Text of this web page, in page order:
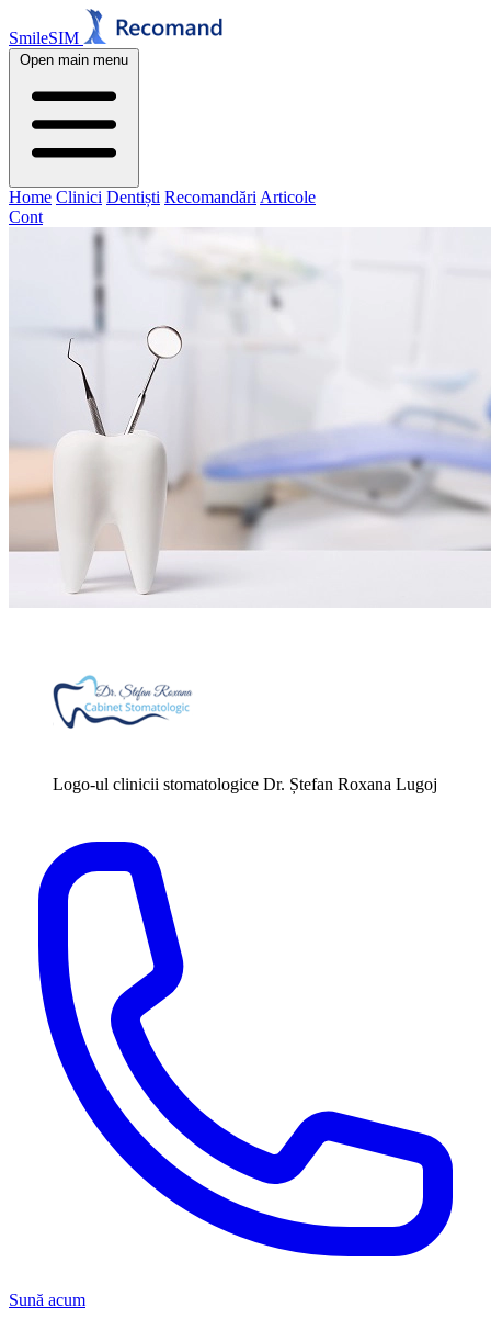
SmileSIM
Open main menu
Home Clinici Dentiști Recomandări Articole
Cont
Logo-ul clinicii stomatologice Dr. Ștefan Roxana Lugoj
Sună acum